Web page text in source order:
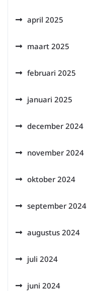
april 2025
maart 2025
februari 2025
januari 2025
december 2024
november 2024
oktober 2024
september 2024
augustus 2024
juli 2024
juni 2024